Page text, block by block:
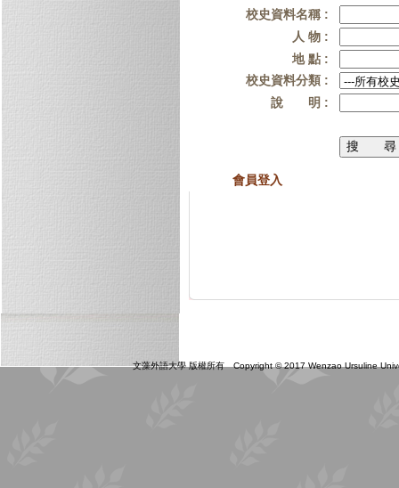
校史資料名稱 :
人 物 :
地 點 :
校史資料分類 :
說 明 :
會員登入
文藻外語大學 版權所有 Copyright © 2017 Wenzao Ursuline